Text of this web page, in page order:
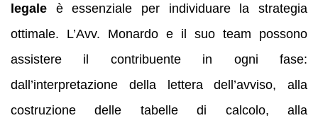
legale è essenziale per individuare la strategia
ottimale. L’Avv. Monardo e il suo team possono
assistere il contribuente in ogni fase:
dall’interpretazione della lettera dell’avviso, alla
costruzione delle tabelle di calcolo, alla